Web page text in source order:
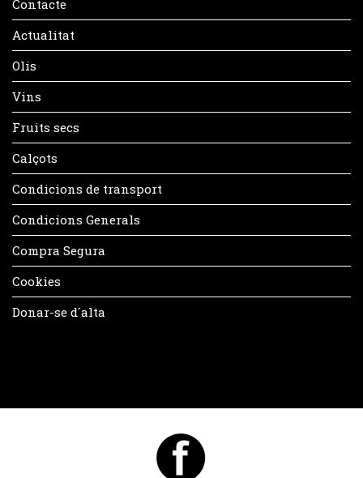
Contacte
Actualitat
Olis
Vins
Fruits secs
Calçots
Condicions de transport
Condicions Generals
Compra Segura
Cookies
Donar-se d´alta